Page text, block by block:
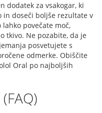
dodatek za vsakogar, ki
in doseči boljše rezultate v
povečate moč,
tkivo. Ne pozabite, da je
posvetujete s
odmerke. Obiščite
Oral po najboljših